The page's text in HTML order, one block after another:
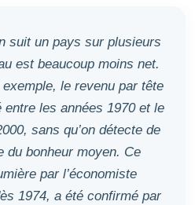
suit un pays sur plusieurs
est beaucoup moins net.
le revenu par tête
entre les années 1970 et le
sans qu’on détecte de
du bonheur moyen. Ce
par l’économiste
1974, a été confirmé par